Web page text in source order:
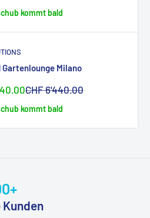
kommt bald
Gartenlounge Milano
Normalpreis
CHF 6'440.00
kommt bald